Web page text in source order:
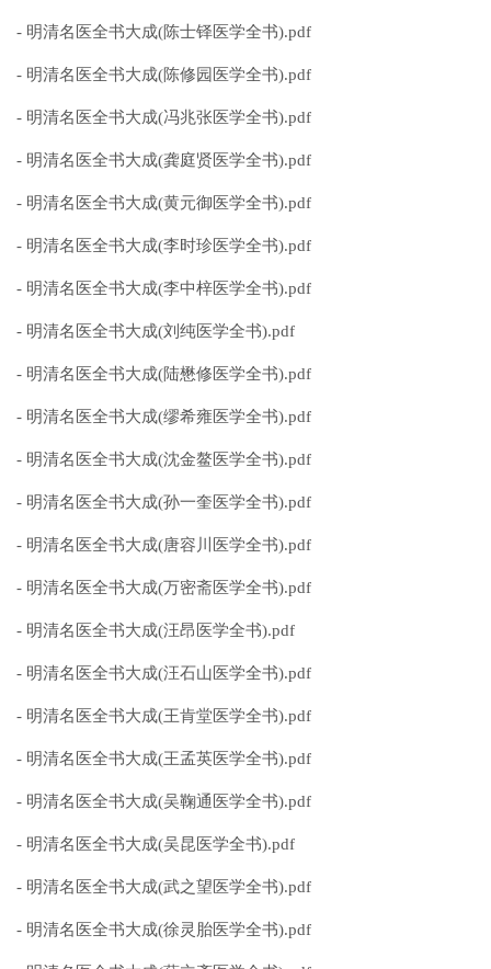
- 明清名医全书大成(陈士铎医学全书).pdf
- 明清名医全书大成(陈修园医学全书).pdf
- 明清名医全书大成(冯兆张医学全书).pdf
- 明清名医全书大成(龚庭贤医学全书).pdf
- 明清名医全书大成(黄元御医学全书).pdf
- 明清名医全书大成(李时珍医学全书).pdf
- 明清名医全书大成(李中梓医学全书).pdf
- 明清名医全书大成(刘纯医学全书).pdf
- 明清名医全书大成(陆懋修医学全书).pdf
- 明清名医全书大成(缪希雍医学全书).pdf
- 明清名医全书大成(沈金鳌医学全书).pdf
- 明清名医全书大成(孙一奎医学全书).pdf
- 明清名医全书大成(唐容川医学全书).pdf
- 明清名医全书大成(万密斋医学全书).pdf
- 明清名医全书大成(汪昂医学全书).pdf
- 明清名医全书大成(汪石山医学全书).pdf
- 明清名医全书大成(王肯堂医学全书).pdf
- 明清名医全书大成(王孟英医学全书).pdf
- 明清名医全书大成(吴鞠通医学全书).pdf
- 明清名医全书大成(吴昆医学全书).pdf
- 明清名医全书大成(武之望医学全书).pdf
- 明清名医全书大成(徐灵胎医学全书).pdf